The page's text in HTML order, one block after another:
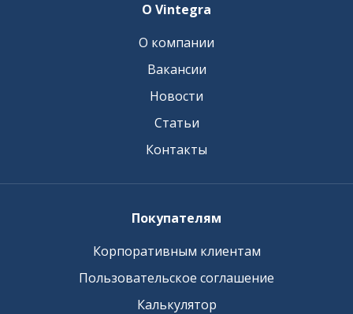
О Vintegra
О компании
Вакансии
Новости
Статьи
Контакты
Покупателям
Корпоративным клиентам
Пользовательское соглашение
Калькулятор